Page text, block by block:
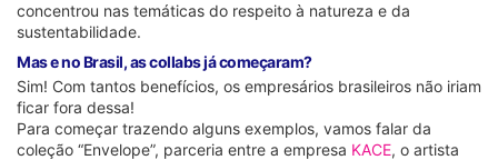
concentrou nas temáticas do respeito à natureza e da
sustentabilidade.
Mas e no Brasil, as collabs já começaram?
Sim! Com tantos benefícios, os empresários brasileiros não iriam
ficar fora dessa!
Para começar trazendo alguns exemplos, vamos falar da
coleção “Envelope”, parceria entre a empresa KACE, o artista